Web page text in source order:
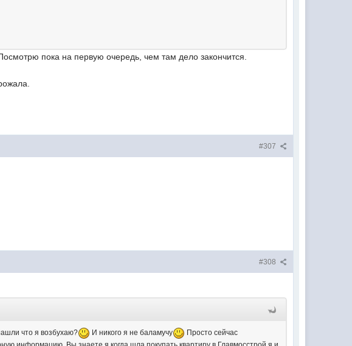
пока на первую очередь, чем там дело закончится.
#307
#308
что я возбухаю? И никого я не баламучу
Просто сейчас